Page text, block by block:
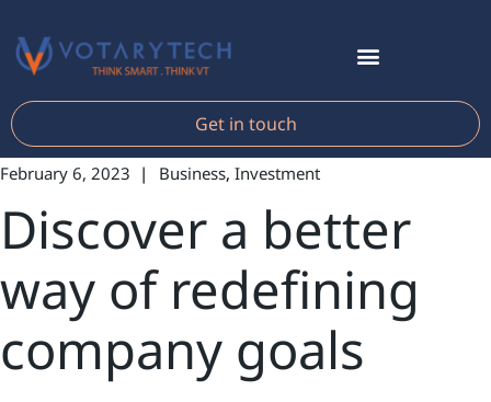
Get in touch
February 6, 2023 Business Investment
Discover a better
way of redefining
company goals